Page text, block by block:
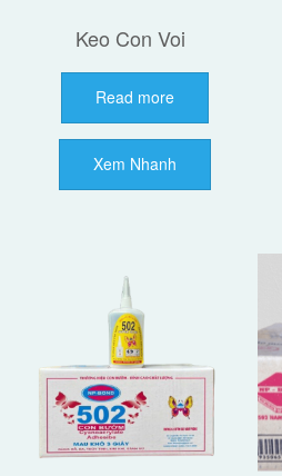
Keo Con Voi
Read more
Xem Nhanh